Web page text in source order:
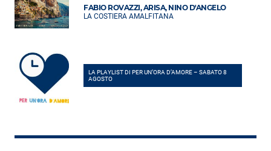
FABIO ROVAZZI, ARISA, NINO D'ANGELO
LA COSTIERA AMALFITANA
LA PLAYLIST DI PER UN’ORA D’AMORE – SABATO 8
AGOSTO